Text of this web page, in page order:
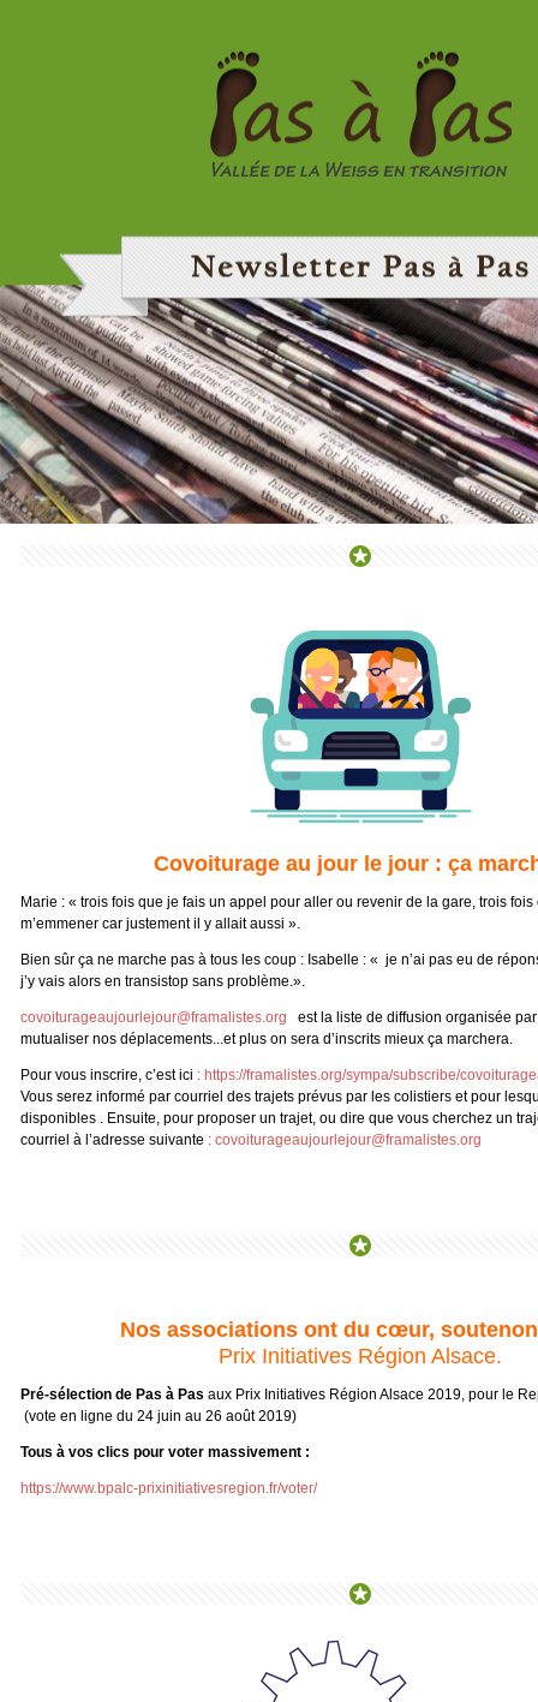
Covoiturage au jour le jour : ça
Marie : « trois fois que je fais un appel pour aller ou revenir de la gare, trois fois
m’emmener car justement il y allait aussi ».
Bien sûr ça ne marche pas à tous les coup : Isabelle : « je n’ai pas eu de
j’y vais alors en transistop sans problème.».
covoiturageaujourlejour@framalistes.org
est la liste de diffusion organisée
mutualiser nos déplacements...et plus on sera d’inscrits mieux ça marchera.
Pour vous inscrire, c’est ici : https://framalistes.org/sympa/subscribe/
Vous serez informé par courriel des trajets prévus par les colistiers et pour
disponibles . Ensuite, pour proposer un trajet, ou dire que vous cherchez un
courriel à l’adresse suivante : covoiturageaujourlejour@framalistes.org
Nos associations ont du cœur,
Prix Initiatives Région Alsace.
Pré-sélection de Pas à Pas aux Prix Initiatives Région Alsace 2019, pour le
(vote en ligne du 24 juin au 26 août 2019)
Tous à vos clics pour voter massivement :
https://www.bpalc-prixinitiativesregion.fr/voter/